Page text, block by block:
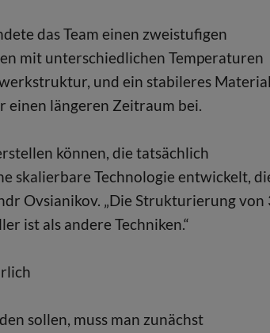
das Team einen zweistufigen
mit unterschiedlichen Temperaturen
und ein stabileres Material
einen längeren Zeitraum bei.
können, die tatsächlich
skalierbare Technologie entwickelt,
Ovsianikov. „Die Strukturierung von
ist als andere Techniken.“
sollen, muss man zunächst